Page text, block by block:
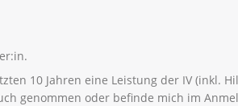
10 Jahren eine Leistung der IV (inkl.
genommen oder befinde mich im